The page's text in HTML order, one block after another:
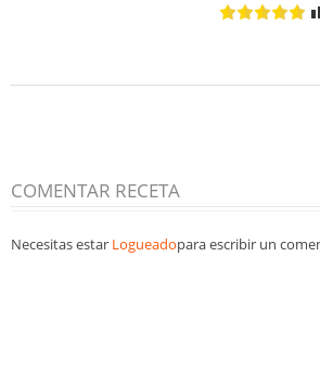
COMENTAR RECETA
Necesitas estar Logueadopara escribir un